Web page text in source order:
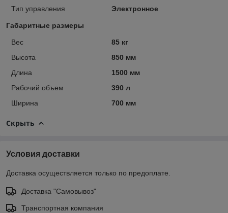
Тип управления Электронное
Габаритные размеры
Вес
85 кг
Высота
850 мм
Длина
1500 мм
Рабочий объем
390 л
Ширина
700 мм
Скрыть
Условия доставки
Доставка осуществляется только по предоплате.
Доставка "Самовывоз"
Транспортная компания